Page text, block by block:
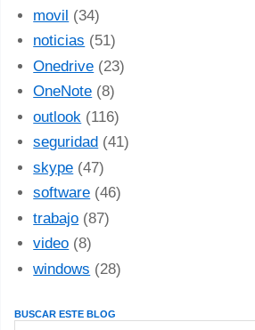
movil (34)
noticias (51)
Onedrive (23)
OneNote (8)
outlook (116)
seguridad (41)
skype (47)
software (46)
trabajo (87)
video (8)
windows (28)
BUSCAR ESTE BLOG